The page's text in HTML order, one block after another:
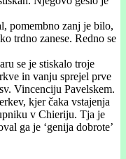
pomembno zanj je bilo,
trdno zanese. Redno se
se je stiskalo troje
in vanju sprejel prve
Vincenciju Pavelskem.
kjer čaka vstajenja
v Chieriju. Tja je
ga je ‘genija dobrote’